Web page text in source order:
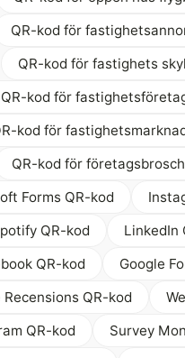
QR-kod för
QR-kod för fastighets
QR-kod för
kod för
QR-kod för
Forms QR-kod
QR-kod
LinkedIn
QR-kod
Google
Recensions QR-kod
QR-kod
Survey